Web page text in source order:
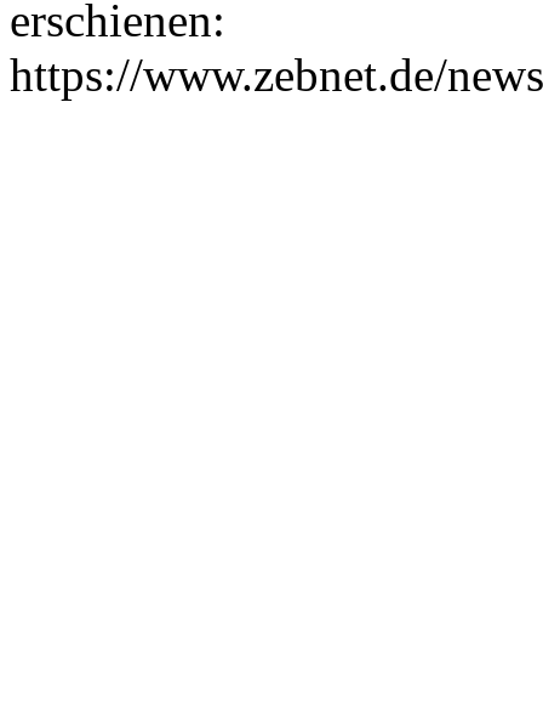
erschienen:
https://www.zebnet.de/